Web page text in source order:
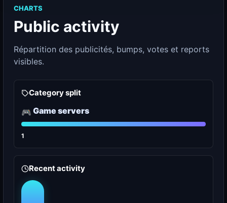
CHARTS
Public activity
Répartition des publicités, bumps, votes et reports
visibles.
Category split
🎮 Game servers
1
Recent activity